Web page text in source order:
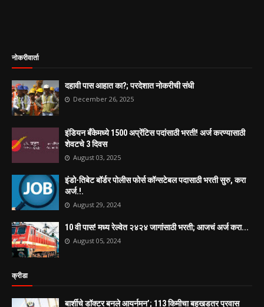
नोकरीवार्ता
दहावी पास आहात का?; परदेशात नोकरीची संधी
December 26, 2025
इंडियन बँकेमध्ये 1500 अप्रेंटिस पदांसाठी भरती! अर्ज करण्यासाठी
शेवटचे 3 दिवस
August 03, 2025
इंडो-तिबेट बॉर्डर पोलीस फोर्स कॉन्सटेबल पदासाठी भरती सुरु, करा
अर्ज.!.
August 29, 2024
10 वी पास! मध्य रेल्वेत २४२४ जागांसाठी भरती; आजचं अर्ज करा...
August 05, 2024
क्रीडा
बार्शीचे डॉक्टर बनले आयर्नमन’; 113 किमीचा बहुखडतर प्रवास